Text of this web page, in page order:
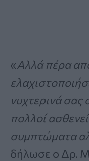
«Αλλά πέρα
νυχτερινά
πολλοί
συμπτώματα
δήλωσε ο Δρ.